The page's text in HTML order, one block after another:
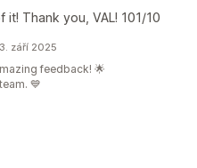
Thank you, VAL! 101/10
září 2025
feedback! 🌟
💙